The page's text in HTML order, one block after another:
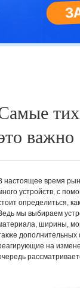
важно
настоящее время
устройств, с
определиться,
мы выбираем
ширины,
дополнительных
на